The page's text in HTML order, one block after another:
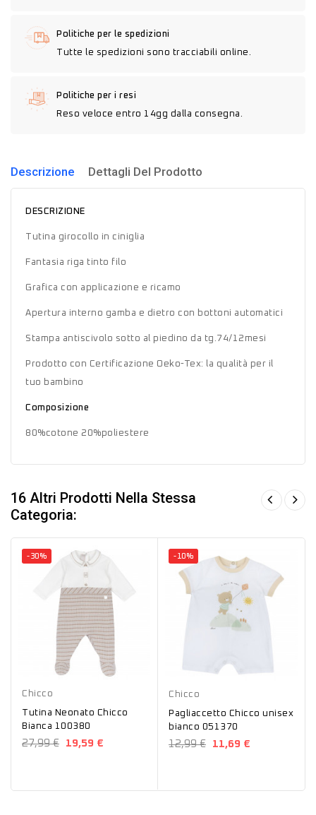
Politiche per le spedizioni
Tutte le spedizioni sono tracciabili online.
Politiche per i resi
Reso veloce entro 14gg dalla consegna.
Descrizione Dettagli Del Prodotto
DESCRIZIONE
Tutina girocollo in ciniglia
Fantasia riga tinto filo
Grafica con applicazione e ricamo
Apertura interno gamba e dietro con bottoni automatici
Stampa antiscivolo sotto al piedino da tg.74/12mesi
Prodotto con Certificazione Oeko-Tex: la qualità per il
tuo bambino
Composizione
80%cotone 20%poliestere
16 Altri Prodotti Nella Stessa
Categoria:
-30%
Chicco
Tutina Neonato Chicco
Bianca 100380
27,99 € 19,59 €
Bianco
-10%
Chicco
Pagliaccetto Chicco unisex
bianco 051370
12,99 € 11,69 €